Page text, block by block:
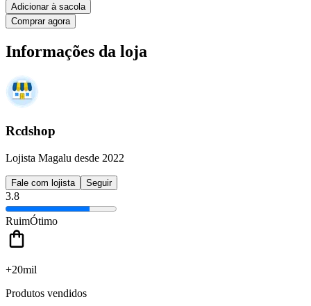
Adicionar à sacola
Comprar agora
Informações da loja
Rcdshop
Lojista Magalu desde 2022
Fale com lojista Seguir
3.8
RuimÓtimo
+20mil
Produtos vendidos